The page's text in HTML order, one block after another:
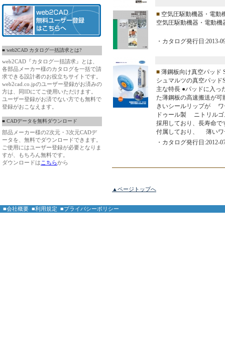
■ web2CAD カタログ一括請求とは?
web2CAD『カタログ一括請求』とは、
各部品メーカー様のカタログを一括で請
求できる設計者のお役立ちサイトです。
web2cad.co.jpのユーザー登録がお済みの
方は、同IDにてご使用いただけます。
ユーザー登録がお済でない方でも無料で
登録がおこなえます。
■ CADデータを無料ダウンロード
部品メーカー様の2次元・3次元CADデ
ータを、無料でダウンロードできます。
ご使用にはユーザー登録が必要となりま
すが、もちろん無料です。
ダウンロードは こちらから
■ 空気圧駆動機器・電動
空気圧駆動機器・電動
・カタログ発行日:2013-
■ 薄鋼板向け真空パッド
シュマルツの真空パッ
主な特長 ●パッドに入
た薄鋼板の高速搬送が
きいシールリップが ワ
ドゥール製 ニトリル
採用しており、長寿命
付属しており、 薄いワ
・カタログ発行日:2012-
▲ページトップへ
■会社概要 ■利用規定 ■プライバシーポリシー